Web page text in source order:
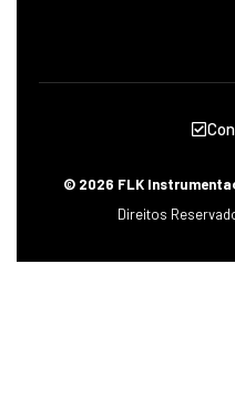
© 2026 FLK
Direitos